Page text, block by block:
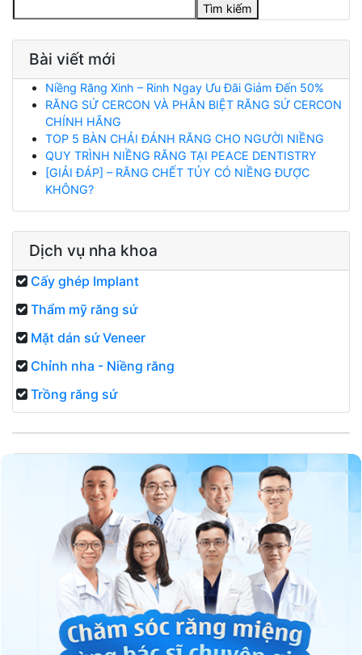
Tìm kiếm
Bài viết mới
Niềng Răng Xinh – Rinh Ngay Ưu Đãi Giảm Đến 50%
RĂNG SỨ CERCON VÀ PHÂN BIỆT RĂNG SỨ CERCON
CHÍNH HÃNG
TOP 5 BÀN CHẢI ĐÁNH RĂNG CHO NGƯỜI NIỀNG
QUY TRÌNH NIỀNG RĂNG TẠI PEACE DENTISTRY
[GIẢI ĐÁP] – RĂNG CHẾT TỦY CÓ NIỀNG ĐƯỢC
KHÔNG?
Dịch vụ nha khoa
Cấy ghép Implant
Thẩm mỹ răng sứ
Mặt dán sứ Veneer
Chỉnh nha - Niềng răng
Trồng răng sứ